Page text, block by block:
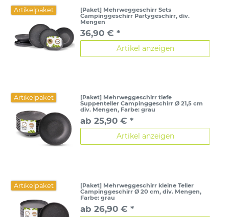
Artikelpaket
[Paket] Mehrweggeschirr Sets
Campinggeschirr Partygeschirr, div.
Mengen
36,90 € *
Artikel anzeigen
Artikelpaket
[Paket] Mehrweggeschirr tiefe
Suppenteller Campinggeschirr Ø 21,5 cm
div. Mengen, Farbe: grau
ab 25,90 € *
Artikel anzeigen
Artikelpaket
[Paket] Mehrweggeschirr kleine Teller
Campinggeschirr Ø 20 cm, div. Mengen,
Farbe: grau
ab 26,90 € *